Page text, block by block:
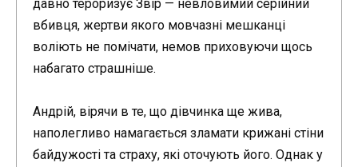
давно тероризує Звір — невловимий серійний
вбивця, жертви якого мовчазні мешканці
воліють не помічати, немов приховуючи щось
набагато страшніше.
Андрій, вірячи в те, що дівчинка ще жива,
наполегливо намагається зламати крижані стіни
байдужості та страху, які оточують його. Однак у